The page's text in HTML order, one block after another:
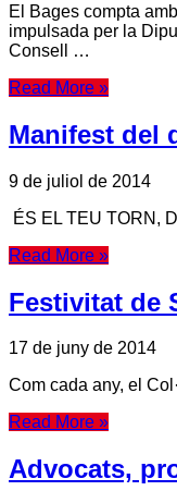
El Bages compta
impulsada per la
Consell …
Read More »
Manifest del
9 de juliol de 2014
ÉS EL TEU TORN,
Read More »
Festivitat de
17 de juny de 2014
Com cada any, el
Read More »
Advocats,